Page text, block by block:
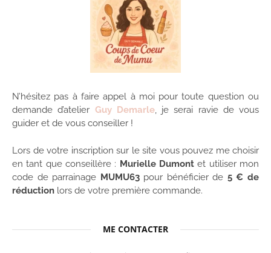
N’hésitez pas à faire appel à moi pour toute question ou
demande d’atelier Guy Demarle, je serai ravie de vous
guider et de vous conseiller !
Lors de votre inscription sur le site vous pouvez me choisir
en tant que conseillère : Murielle Dumont et utiliser mon
code de parrainage MUMU63pour bénéficier de 5 € de
réduction lors de votre première commande.
ME CONTACTER